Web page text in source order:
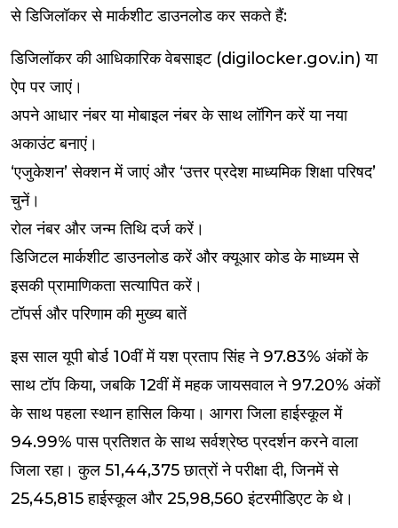
से डिजिलॉकर से मार्कशीट डाउनलोड कर सकते हैं:
डिजिलॉकर की आधिकारिक वेबसाइट (digilocker.gov.in) या
ऐप पर जाएं।
अपने आधार नंबर या मोबाइल नंबर के साथ लॉगिन करें या नया
अकाउंट बनाएं।
‘एजुकेशन’ सेक्शन में जाएं और ‘उत्तर प्रदेश माध्यमिक शिक्षा परिषद’
चुनें।
रोल नंबर और जन्म तिथि दर्ज करें।
डिजिटल मार्कशीट डाउनलोड करें और क्यूआर कोड के माध्यम से
इसकी प्रामाणिकता सत्यापित करें।
टॉपर्स और परिणाम की मुख्य बातें
इस साल यूपी बोर्ड 10वीं में यश प्रताप सिंह ने 97.83% अंकों के
साथ टॉप किया, जबकि 12वीं में महक जायसवाल ने 97.20% अंकों
के साथ पहला स्थान हासिल किया। आगरा जिला हाईस्कूल में
94.99% पास प्रतिशत के साथ सर्वश्रेष्ठ प्रदर्शन करने वाला
जिला रहा। कुल 51,44,375 छात्रों ने परीक्षा दी, जिनमें से
25,45,815 हाईस्कूल और 25,98,560 इंटरमीडिएट के थे।